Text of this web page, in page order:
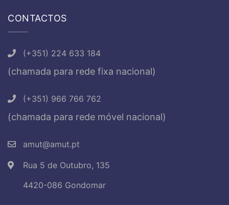
CONTACTOS
(+351) 224 633 184
(chamada para rede fixa nacional)
(+351) 966 766 762
(chamada para rede móvel nacional)
amut@amut.pt
Rua 5 de Outubro, 135
4420-086 Gondomar